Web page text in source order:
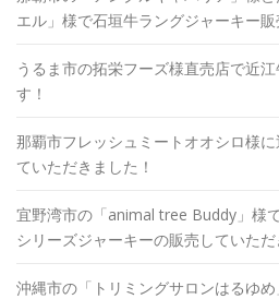
エル」様で石垣牛ラングジャーキー販
うるま市の拓栄フーズ様直売店で近
す！
那覇市フレッシュミートオオシロ様
ていただきました！
宜野湾市の「animal tree Buddy」様
シリーズジャーキーの販売していただ
沖縄市の「トリミングサロンはるゆ